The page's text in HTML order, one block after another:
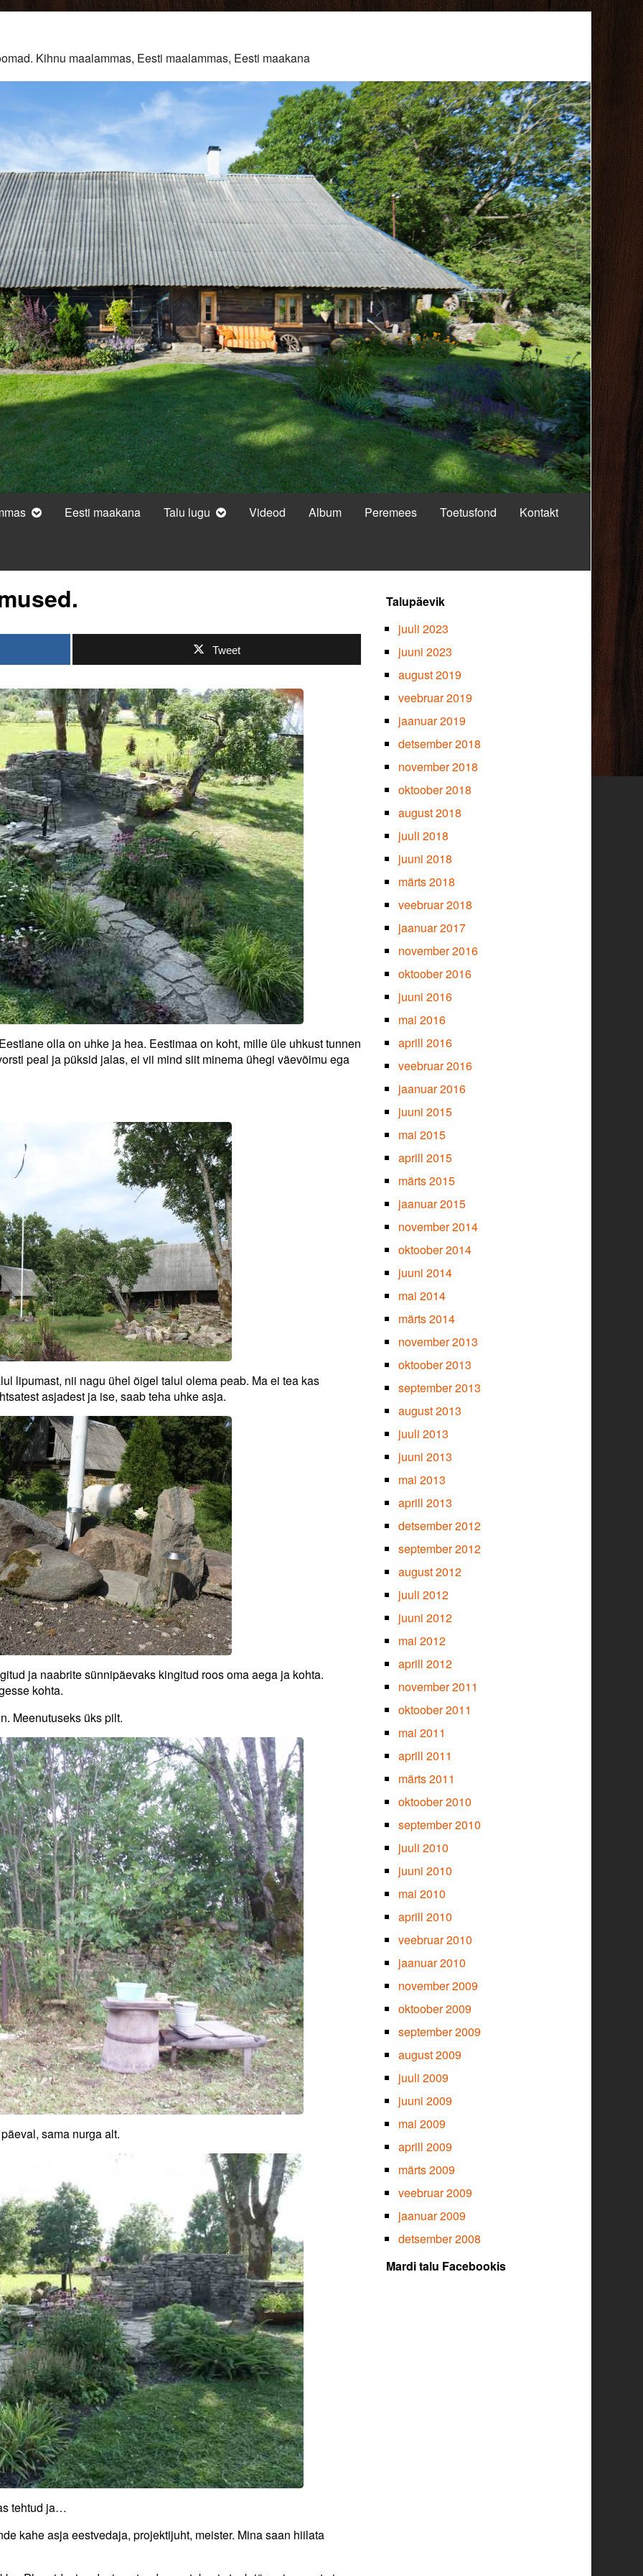
Kihnu maalammas, Eesti maalammas, Eesti maakana
Eesti maakana Talu lugu Videod Album Peremees Toetusfond Kontakt
Tweet
olla on uhke ja hea. Eestimaa on koht, mille üle uhkust tunnen
peal ja püksid jalas, ei vii mind siit minema ühegi väevõimu ega
lipumast, nii nagu ühel õigel talul olema peab. Ma ei tea kas
asjadest ja ise, saab teha uhke asja.
ja naabrite sünnipäevaks kingitud roos oma aega ja kohta.
kohta.
Meenutuseks üks pilt.
sama nurga alt.
tehtud ja…
kahe asja eestvedaja, projektijuht, meister. Mina saan hiilata
Primary
Sidebar
Talupäevik
juuli 2023
juuni 2023
august 2019
veebruar 2019
jaanuar 2019
detsember 2018
november 2018
oktoober 2018
august 2018
juuli 2018
juuni 2018
märts 2018
veebruar 2018
jaanuar 2017
november 2016
oktoober 2016
juuni 2016
mai 2016
aprill 2016
veebruar 2016
jaanuar 2016
juuni 2015
mai 2015
aprill 2015
märts 2015
jaanuar 2015
november 2014
oktoober 2014
juuni 2014
mai 2014
märts 2014
november 2013
oktoober 2013
september 2013
august 2013
juuli 2013
juuni 2013
mai 2013
aprill 2013
detsember 2012
september 2012
august 2012
juuli 2012
juuni 2012
mai 2012
aprill 2012
november 2011
oktoober 2011
mai 2011
aprill 2011
märts 2011
oktoober 2010
september 2010
juuli 2010
juuni 2010
mai 2010
aprill 2010
veebruar 2010
jaanuar 2010
november 2009
oktoober 2009
september 2009
august 2009
juuli 2009
juuni 2009
mai 2009
aprill 2009
märts 2009
veebruar 2009
jaanuar 2009
detsember 2008
Mardi talu Facebookis